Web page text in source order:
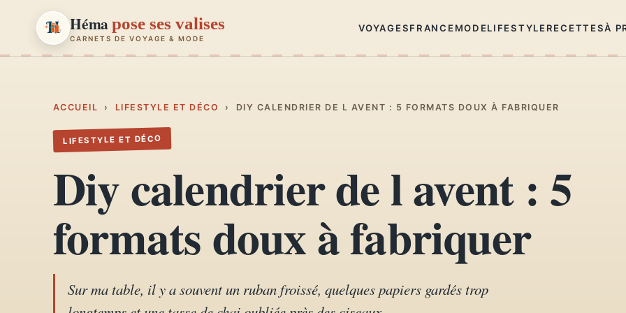
Hémapose ses valises
CARNETS DE VOYAGE & MODE
VOYAGESFRANCEMODELIFESTYLERECETTESÀ
01 Carnets de voyage
Escapades en France
Mode et style
ACCUEIL › LIFESTYLE ET DÉCO › DIY CALENDRIER DE L AVENT : 5 FORMATS DOUX À FABRIQUER
LIFESTYLE ET DÉCO
Diy calendrier de l avent : 5
formats doux à fabriquer
Sur ma table, il y a souvent un ruban froissé, quelques papiers gardés trop